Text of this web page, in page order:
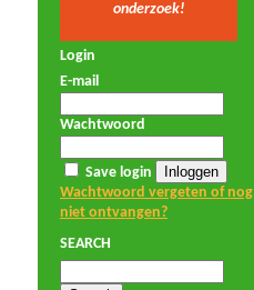
onderzoek!
Login
E-mail
Wachtwoord
Save login
Wachtwoord vergeten of nog
niet ontvangen?
SEARCH